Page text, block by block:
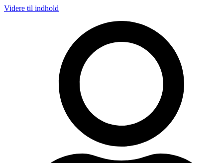
Videre til indhold